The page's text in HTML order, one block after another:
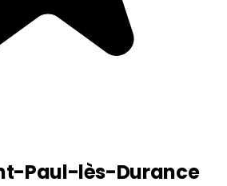
Paul-lès-Durance